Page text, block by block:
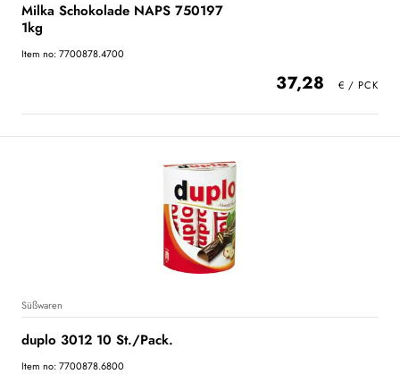
Milka Schokolade NAPS 750197
1kg
Item no: 7700878.4700
37,28
Süßwaren
duplo 3012 10 St./Pack.
Item no: 7700878.6800